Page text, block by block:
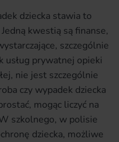
dziecka stawia to
kwestią są finanse,
szczególnie
usług prywatnej opieki
nie jest szczególnie
czy wypadek dziecka
mogąc liczyć na
szkolnego, w polisie
dziecka, możliwe